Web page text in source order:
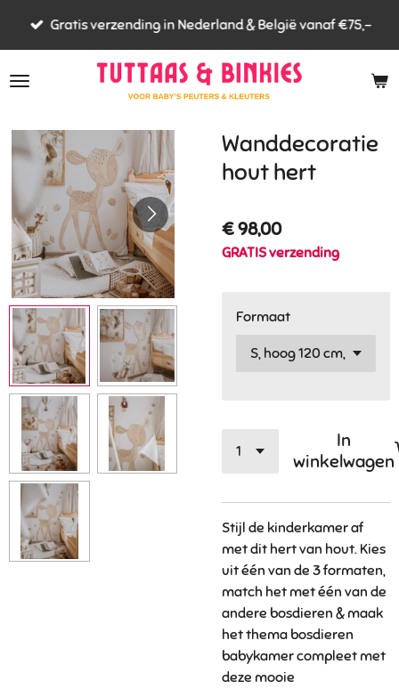
de
Gratis verzending in Nederland & België vanaf €75,-
Wanddecoratie
hout hert
€ 98,00
GRATIS verzending
Formaat
In
winkelwagen
Stijl de kinderkamer af
met dit hert van hout. Kies
uit één van de 3 formaten,
match het met één van de
andere bosdieren & maak
het thema bosdieren
babykamer compleet met
deze mooie